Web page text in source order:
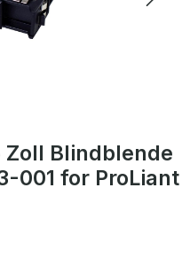
Zoll Blindblende
001 for ProLiant